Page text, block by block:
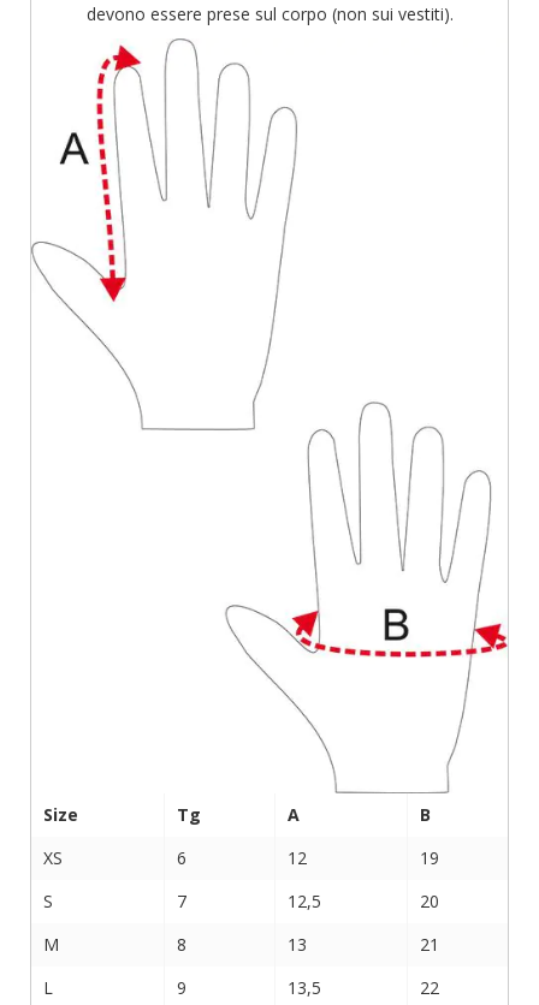
devono essere prese sul corpo (non sui vestiti).
Size Tg A
B
XS
6 12
19
S
7 12,5
20
M
8 13
21
L
9 13,5
22